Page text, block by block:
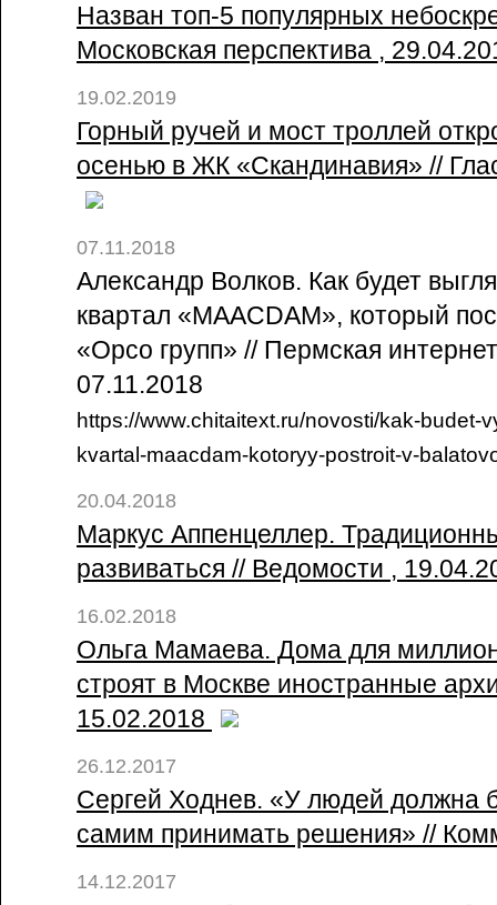
Назван топ-5 популярных
Московская перспектива ,
19.02.2019
Горный ручей и мост троллей
осенью в ЖК «Скандинавия» //
07.11.2018
Александр Волков. Как будет
квартал «MAACDAM», который
«Орсо групп» // Пермская
07.11.2018
https://www.chitaitext.ru/novosti/kak-budet-
kvartal-maacdam-kotoryy-postroit-v-
20.04.2018
Маркус Аппенцеллер.
развиваться // Ведомости ,
16.02.2018
Ольга Мамаева. Дома для
строят в Москве иностранные
15.02.2018
26.12.2017
Сергей Ходнев. «У людей должна
самим принимать решения» //
14.12.2017